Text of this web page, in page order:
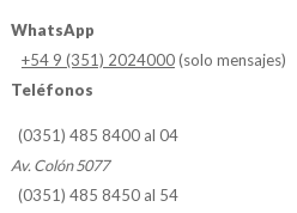
WhatsApp
+54 9 (351) 2024000(solo mensajes)
Teléfonos
(0351) 485 8400 al 04
Av. Colón 5077
(0351) 485 8450 al 54